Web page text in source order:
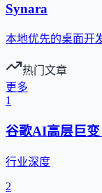
Synara
本地优先的桌面开
热门文章
更多
1
谷歌AI高层巨
行业深度
2